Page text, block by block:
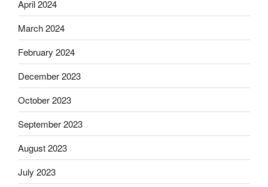
April 2024
March 2024
February 2024
December 2023
October 2023
September 2023
August 2023
July 2023